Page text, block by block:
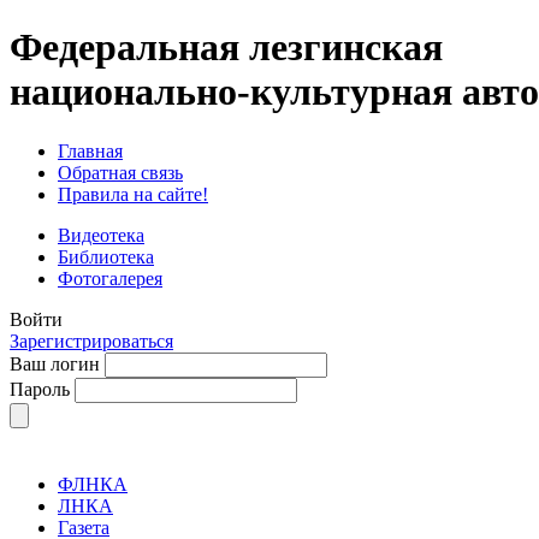
Федеральная лезгинская
национально-культурная
Главная
Обратная связь
Правила на сайте!
Видеотека
Библиотека
Фотогалерея
Войти
Зарегистрироваться
Ваш логин
Пароль
ФЛНКА
ЛНКА
Газета